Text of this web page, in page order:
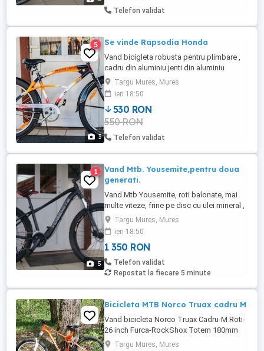
Telefon validat
3
5 Se vinde Rapsodia Honda
Vand bicigleta robusta pentru plimbare ,
cadru din aluminiu jenti din aluminiu
balonate , cu o viteza frana in butuc , in
stare foarte buna.
Targu Mures, Mures
ieri 18:50
530 RON
550 RON
Telefon validat
5
1
Vand Mtb. Yousemite,pentru doua
generati.
Vand Mtb Yousemite, roti balonate, mai
multe viteze, frine pe disc cu ulei mineral ,
cadru aluminiu , telescop cu aer , si in
stare foarte buna ,, O POT FOLOSI COPII SI
ADULTI ,,
Targu Mures, Mures
ieri 18:50
1 350 RON
Telefon validat
Repostat la fiecare 5 minute
Bicicleta MTB Norco Truax cadru M
Vand bicicleta Norco Truax Cadru-M Roti-
26 inch Furca-RockShox Totem 180mm
Shock-Fox DHX RC2 Schimbator-Sram X7
Targu Mures, Mures